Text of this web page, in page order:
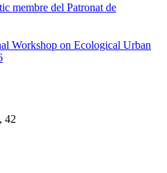
membre del Patronat de
Workshop on Ecological Urban
42